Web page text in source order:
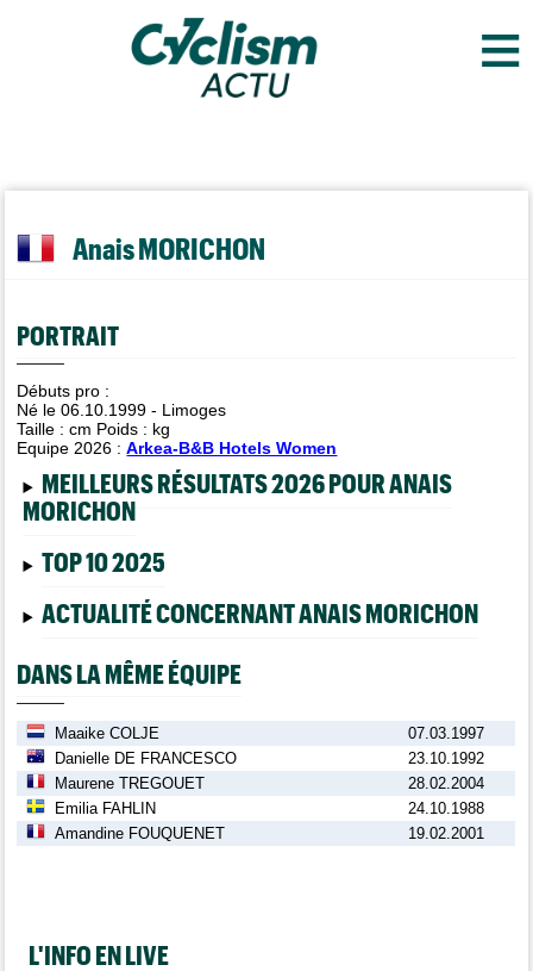
≡
Anais MORICHON
PORTRAIT
Débuts pro :
Né le 06.10.1999 - Limoges
Taille :cm Poids : kg
Equipe 2026 :Arkea-B&B Hotels Women
MEILLEURS RÉSULTATS 2026 POUR ANAIS
MORICHON
TOP 10 2025
ACTUALITÉ CONCERNANT ANAIS MORICHON
DANS LA MÊME ÉQUIPE
Maaike COLJE
07.03.1997
Danielle DE FRANCESCO
23.10.1992
Maurene TREGOUET
28.02.2004
Emilia FAHLIN
24.10.1988
Amandine FOUQUENET
19.02.2001
L'INFO EN LIVE